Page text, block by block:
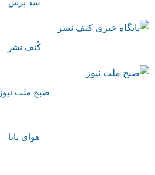
سد پرس
کُنف نشر
صبح ملت نیوز
هوای بانا